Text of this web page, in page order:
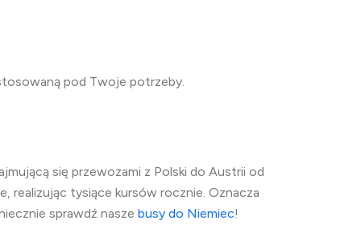
pod Twoje potrzeby.
się przewozami z Polski do Austrii od
realizując tysiące kursów rocznie. Oznacza
sprawdź nasze busy do Niemiec!